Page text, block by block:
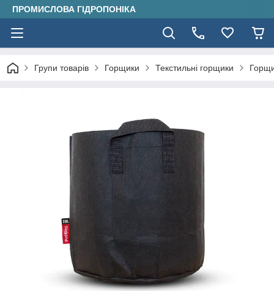
ПРОМИСЛОВА ГІДРОПОНІКА
Групи товарів Горщики Текстильні горщики